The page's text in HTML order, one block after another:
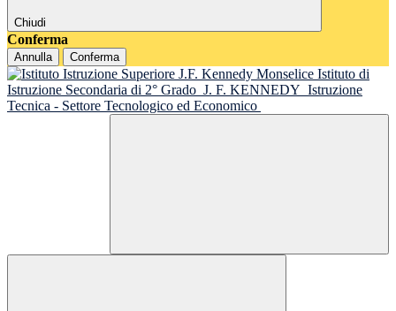
Chiudi
Conferma
Annulla Conferma
Istituto di
Istruzione Secondaria di 2° Grado J. F. KENNEDY Istruzione
Tecnica - Settore Tecnologico ed Economico